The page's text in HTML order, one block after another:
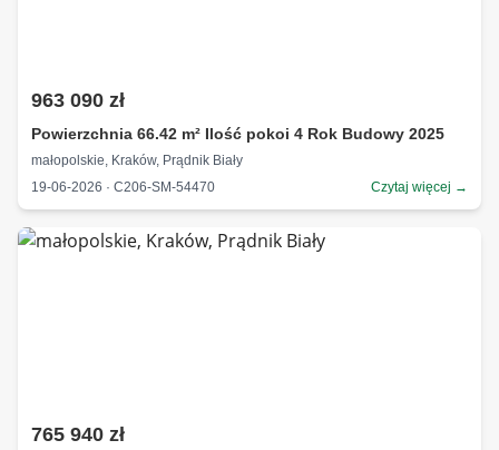
963 090 zł
Powierzchnia 66.42 m² Ilość pokoi 4 Rok Budowy 2025
małopolskie, Kraków, Prądnik Biały
19-06-2026 · C206-SM-54470
Czytaj więcej →
765 940 zł